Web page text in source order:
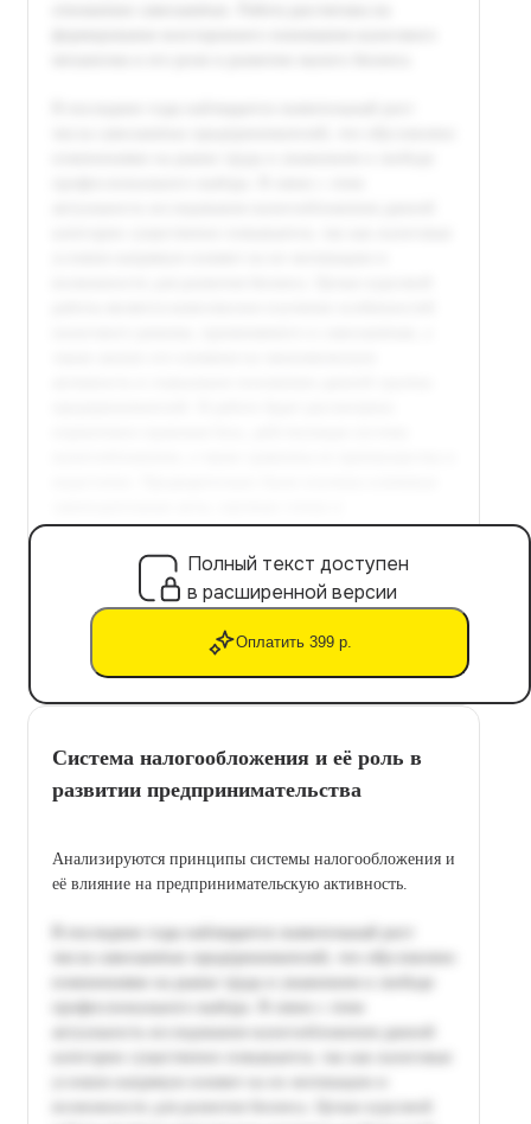
Полный текст доступен
в расширенной версии
Оплатить 399 р.
Система налогообложения и её роль в
развитии предпринимательства
Анализируются принципы системы налогообложения и
её влияние на предпринимательскую активность.